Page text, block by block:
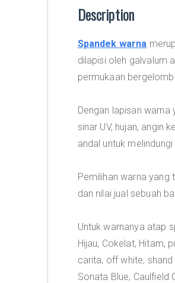
Description
Spandek warna
dilapisi oleh galvalum
permukaan
Dengan lapisan
sinar UV, hujan, angin
andal untuk
Pemilihan warna
dan nilai jual sebuah
Untuk warnanya atap
Hijau, Cokelat, Hitam,
carita, off white, shand
Sonata Blue, Caulfield